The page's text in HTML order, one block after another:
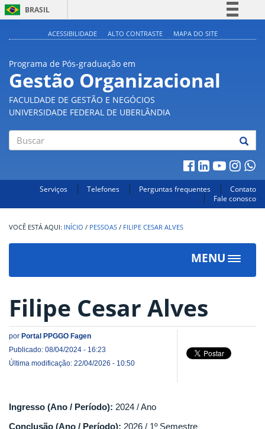
BRASIL
Acesso à informação
ACESSIBILIDADE ALTO CONTRASTE MAPA DO SITE
Programa de Pós-graduação em
Gestão Organizacional
FACULDADE DE GESTÃO E NEGÓCIOS
UNIVERSIDADE FEDERAL DE UBERLÂNDIA
Serviços Telefones Perguntas frequentes
Contato
Fale conosco
INÍCIO / PESSOAS / FILIPE CESAR ALVES
MENU
Toggle
Filipe Cesar Alves
por Portal PPGGO Fagen
Publicado: 08/04/2024 - 16:23
Última modificação: 22/04/2026 - 10:50
Ingresso (Ano / Período): 2024 / Ano
Conclusão (Ano / Período): 2026 / 1º Semestre